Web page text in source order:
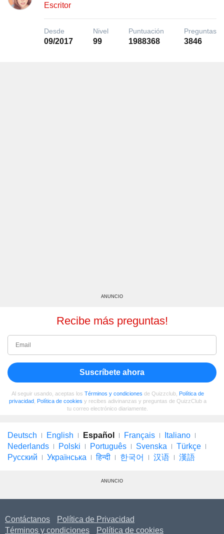
Escritor
Desde
09/2017
Nivel
99
Puntuación
1988368
Preguntas
3846
ANUNCIO
Recibe más preguntas!
Suscríbete ahora
Al seguir usando, aceptas los Términos y condiciones de Quizzclub, Política de
privacidad, Política de cookies y recibes adivinanzas y preguntas de QuizzClub a
tu correo electrónico diariamente.
Deutsch English Español Français
Italiano
Nederlands
Polski Português Svenska
Türkçe
Русский
Українська हिन्दी 한국어 汉语 漢語
ANUNCIO
Contáctanos
Política de Privacidad
Términos y condiciones
Política de cookies